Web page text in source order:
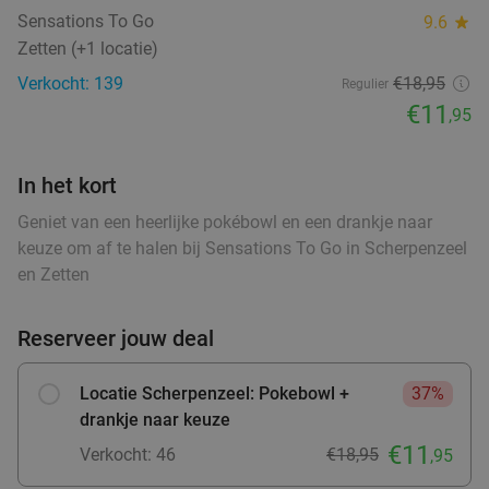
2-gangendiner à la carte bij Happy Italy
Arnhem
Arnhem
Verkocht: 3.929
€12,95
3-gangen keuzediner + brood vooraf bij
Pinoccio de Korenmarkt
Vandaag Morgen Di Wo Do Vr
Za
Pinoccio de Korenmarkt Arnhem
20 min.directions_car
Sensations To Go 9.6 star
Zetten (+1 locatie)
Verkocht: 139
Regulier €18,95
€11 ,95
In het kort
Geniet van een heerlijke pokébowl en een drankje naar
keuze om af te halen bij Sensations To Go in Scherpenzeel
en Zetten
Reserveer jouw deal
Locatie Scherpenzeel: Pokebowl +
drankje naar keuze
37%
Verkocht: 46 €18,95 €11 ,95